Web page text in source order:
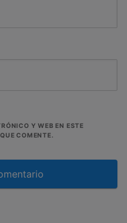
Y WEB EN ESTE
COMENTE.